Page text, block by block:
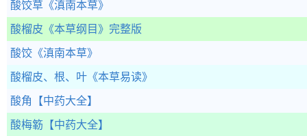
酸饺草 《滇南本草》
酸榴皮 《本草纲目》完整版
酸饺 《滇南本草》
酸榴皮、根、叶 《本草易读》
酸角 【中药大全】
酸梅簕 【中药大全】